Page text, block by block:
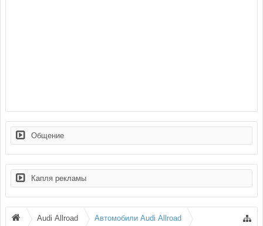
Общение
Капля рекламы
Audi Allroad Автомобили Audi Allroad